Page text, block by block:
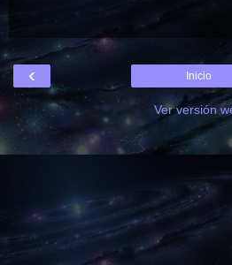
‹ Inicio
Ver versión